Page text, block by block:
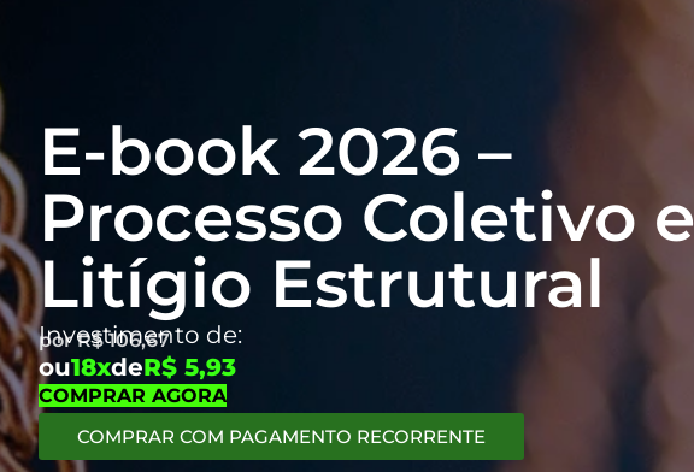
E-book 2026 –
Processo Coletivo e
Litígio Estrutural
Investimento de:
porR$106,67
ou18xdeR$ 5,93
COMPRAR AGORA
COMPRAR COM PAGAMENTO RECORRENTE